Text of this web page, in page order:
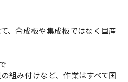
、合成板や集成板ではなく国産
組み付けなど、作業はすべて国